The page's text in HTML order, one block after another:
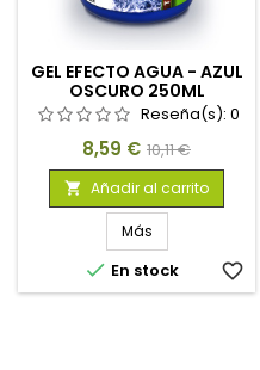
GEL EFECTO AGUA - AZUL
OSCURO 250ML
Reseña(s): 0
Precio
8,59 € Precio
base
10,11 €
 Añadir al carrito
Más
 En stock favorite_border